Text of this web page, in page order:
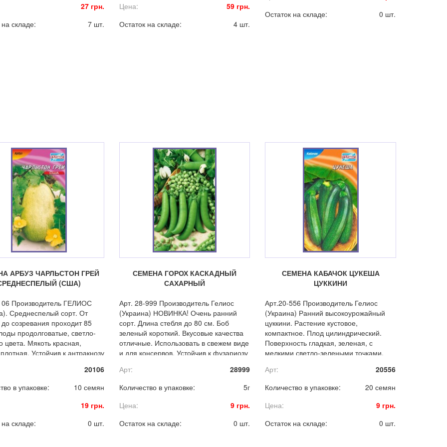
27 грн.
складе:
7 шт.
Цена:
59 грн.
Остаток на складе:
4 шт.
Остаток на складе:
0 шт.
АРБУЗ ЧАРЛЬСТОН ГРЕЙ
(США)
Производитель ГЕЛИОС
Среднеспелый сорт. От
созревания проходит 85
продолговатые, светло-
цвета. Мякоть красная,
Устойчив к антракнозу
20106
в упаковке:
10 семян
19 грн.
складе:
0 шт.
СЕМЕНА ГОРОХ КАСКАДНЫЙ
САХАРНЫЙ
Арт. 28-999 Производитель Гелиос
(Украина) НОВИНКА! Очень ранний
сорт. Длина стебля до 80 см. Боб
зеленый короткий. Вкусовые качества
отличные. Использовать в свежем виде
и для консервов. Устойчив к фузариозу
Арт:
28999
Количество в упаковке:
5г
Цена:
9 грн.
Остаток на складе:
0 шт.
СЕМЕНА КАБАЧОК ЦУКЕША
ЦУККИНИ
Арт.20-556 Производитель Гелиос
(Украина) Ранний высокоурожайный
цуккини. Растение кустовое,
компактное. Плод цилиндрический.
Поверхность гладкая, зеленая, с
мелкими светло-зелеными точками.
желтая, плотная, хрустящая.
Арт:
20556
Количество в упаковке:
20 семян
Цена:
9 грн.
Остаток на складе:
0 шт.